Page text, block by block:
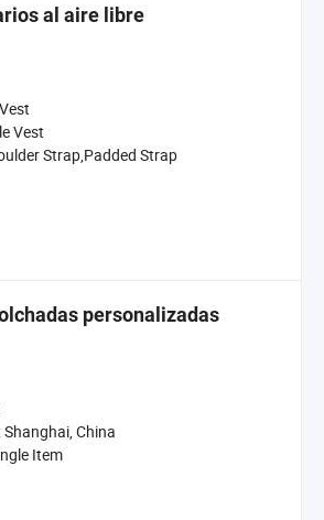
al aire libre
Vest
Strap,Padded Strap
personalizadas
Shanghai, China
Item